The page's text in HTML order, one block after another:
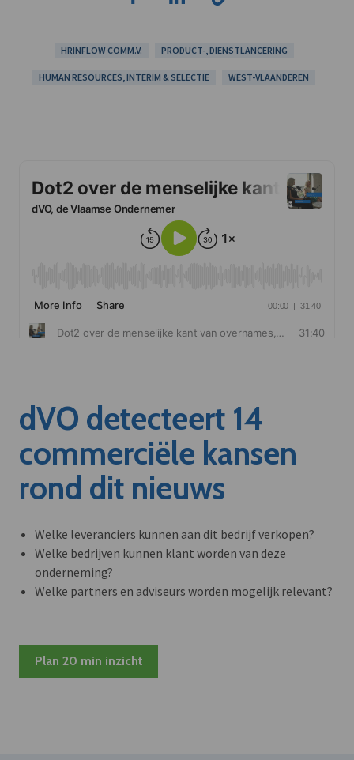
HRINFLOW COMM.V. PRODUCT-, DIENSTLANCERING
HUMAN RESOURCES, INTERIM & SELECTIE WEST-VLAANDEREN
dVO detecteert 14
commerciële kansen
rond dit nieuws
Welke leveranciers kunnen aan dit bedrijf verkopen?
Welke bedrijven kunnen klant worden van deze
onderneming?
Welke partners en adviseurs worden mogelijk relevant?
Plan 20 min inzicht